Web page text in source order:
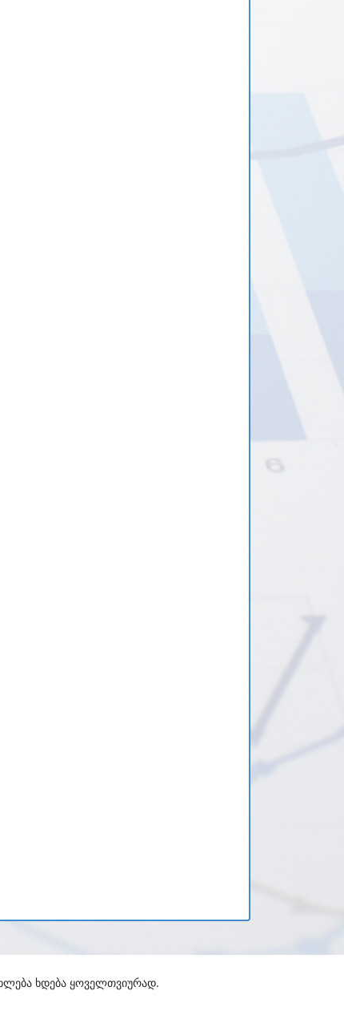
ხდება ყოველთვიურად.